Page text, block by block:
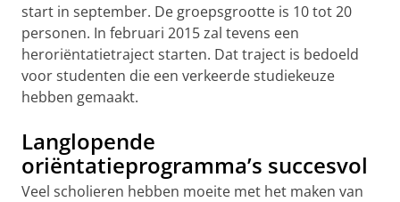
start in september. De groepsgrootte is 10 tot 20
personen. In februari 2015 zal tevens een
heroriëntatietraject starten. Dat traject is bedoeld
voor studenten die een verkeerde studiekeuze
hebben gemaakt.
Langlopende
oriëntatieprogramma’s succesvol
Veel scholieren hebben moeite met het maken van